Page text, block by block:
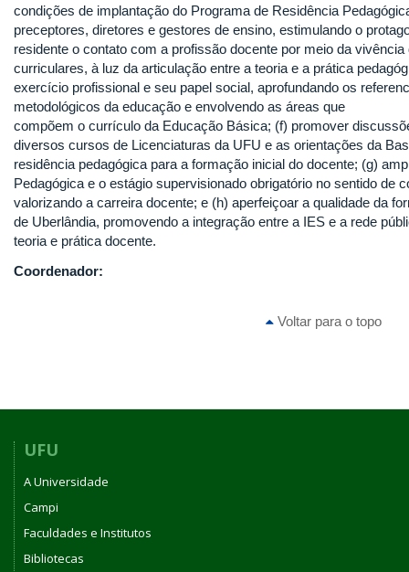
condições de implantação do Programa de Residência
preceptores, diretores e gestores de ensino, estimulando o
residente o contato com a profissão docente por meio da
curriculares, à luz da articulação entre a teoria e a prática
exercício profissional e seu papel social, aprofundando os
metodológicos da educação e envolvendo as áreas que
compõem o currículo da Educação Básica; (f) promover
diversos cursos de Licenciaturas da UFU e as orientações da
residência pedagógica para a formação inicial do docente; (g)
Pedagógica e o estágio supervisionado obrigatório no sentido de
valorizando a carreira docente; e (h) aperfeiçoar a qualidade da
de Uberlândia, promovendo a integração entre a IES e a rede
teoria e prática docente.
Coordenador:
Voltar para o topo
UFU
A Universidade
Campi
Faculdades e Institutos
Bibliotecas